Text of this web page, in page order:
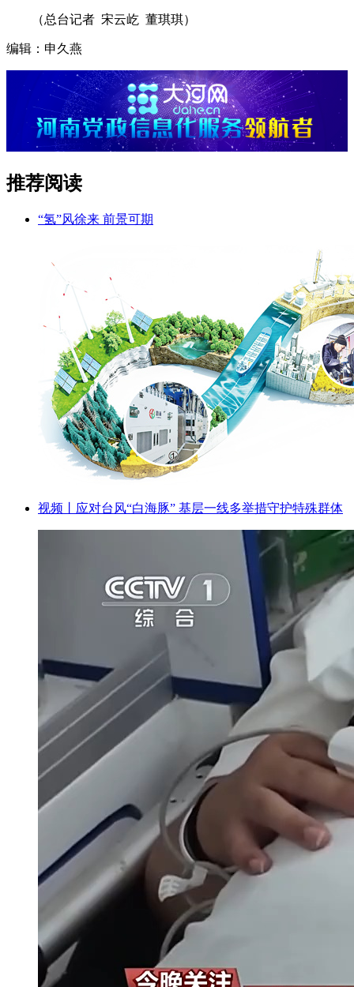
（总台记者 宋云屹 董琪琪）
编辑：申久燕
推荐阅读
“氢”风徐来 前景可期
视频丨应对台风“白海豚” 基层一线多举措守护特殊群体